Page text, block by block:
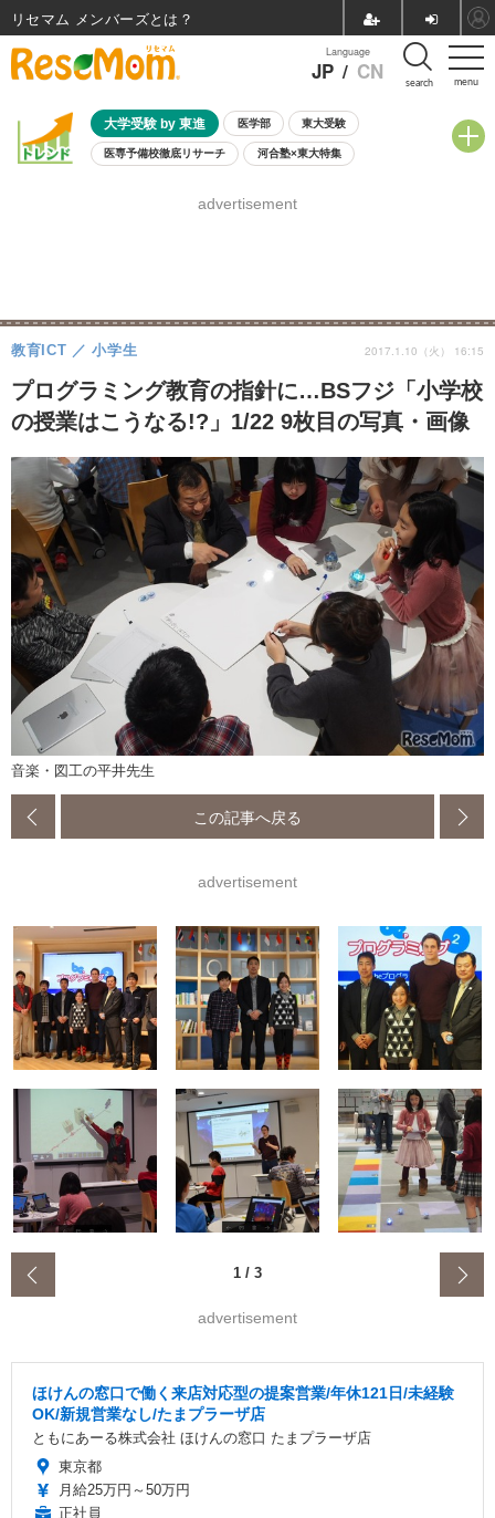
menu
Language
JP / CN search
大学受験 by 東進 医学部 東大受験
医専予備校徹底リサーチ 河合塾×東大特集
8月開催学校説明会・相談会
advertisement
プログラミング教育の指針に…BSフジ「小学校
の授業はこうなる!?」1/22 9枚目の写真・画像
教育ICT 小学生 2017.1.10（火） 16:15
音楽・図工の平井先生
この記事へ戻る
advertisement
1 / 3
advertisement
ほけんの窓口で働く来店対応型の提案営業/年休121日/未経験
OK/新規営業なし/たまプラーザ店
ともにあーる株式会社 ほけんの窓口 たまプラーザ店
東京都
月給25万円～50万円
正社員
リセマム メンバーズ